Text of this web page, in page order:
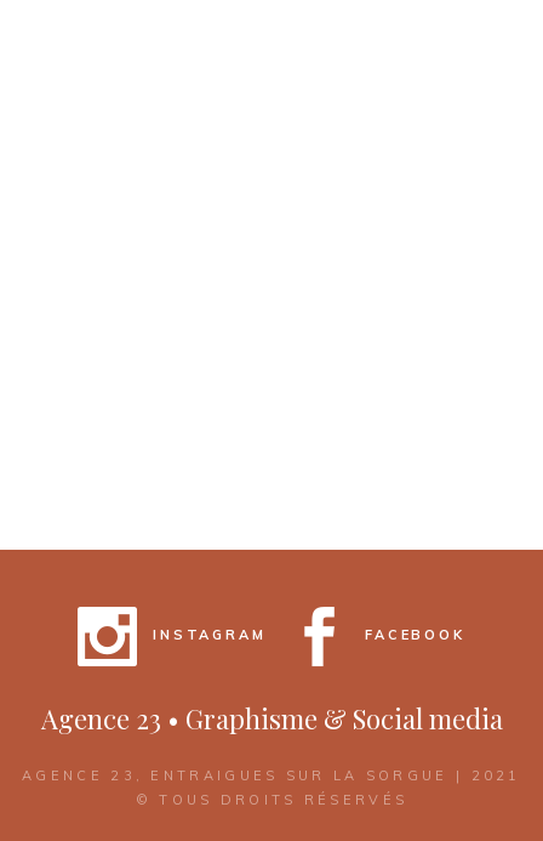
Agence 23 • Graphisme & Social media
AGENCE 23, ENTRAIGUES SUR LA SORGUE | 2021
© TOUS DROITS RÉSERVÉS
INSTAGRAM FACEBOOK